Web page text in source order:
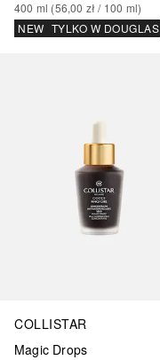
400 ml (56,00 zł / 100 ml)
NEW TYLKO W DOUGLAS
COLLISTAR
Magic Drops